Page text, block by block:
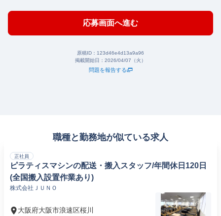
応募画面へ進む
原稿ID： 123d46e4d13a9a96
掲載開始日： 2026/04/07（火）
問題を報告する
職種と勤務地が似ている求人
正社員
ピラティスマシンの配送・搬入スタッフ/年間休日120日
(全国搬入設置作業あり)
株式会社ＪＵＮＯ
大阪府大阪市浪速区桜川